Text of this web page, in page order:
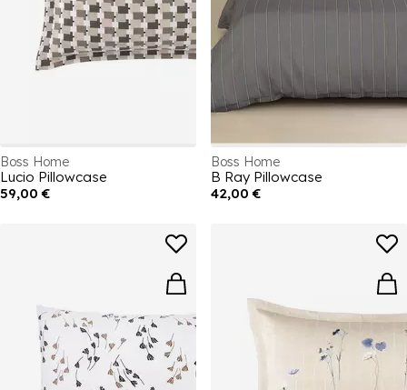
Boss Home
Lucio Pillowcase
59,00 €
Boss Home
B Ray Pillowcase
42,00 €